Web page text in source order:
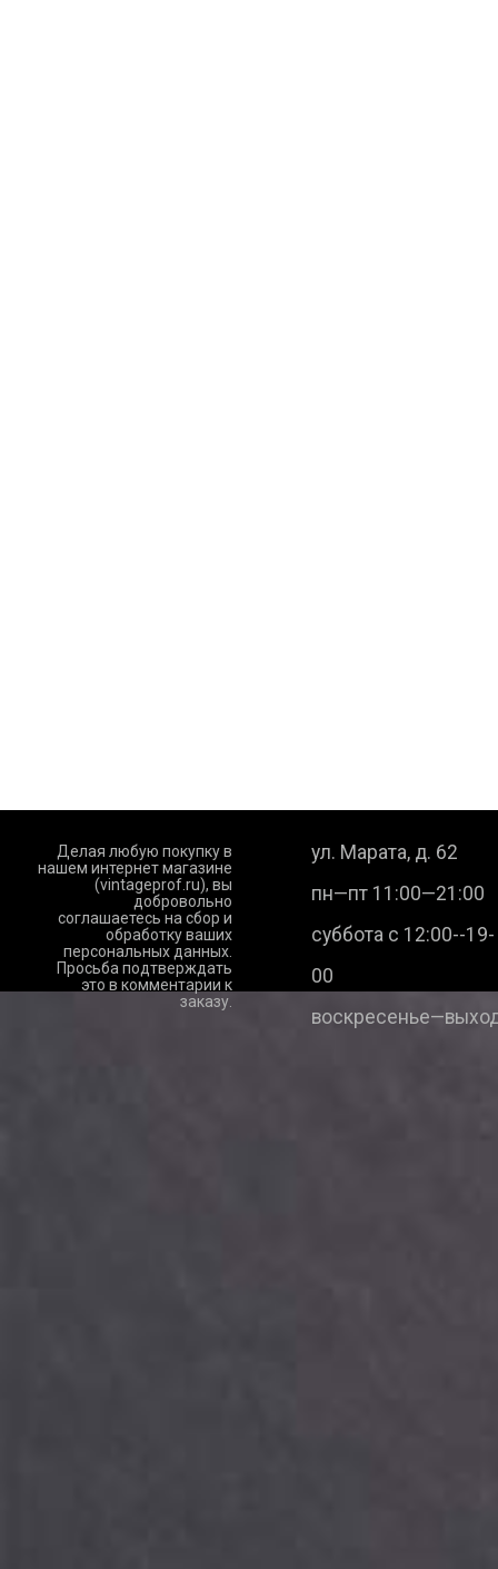
Делая любую покупку в
нашем интернет магазине
(vintageprof.ru), вы
добровольно
соглашаетесь на сбор и
обработку ваших
персональных данных.
Просьба подтверждать
это в комментарии к
заказу.
ул. Марата, д. 62
пн—пт 11:00—21:00
суббота с 12:00--19-
00